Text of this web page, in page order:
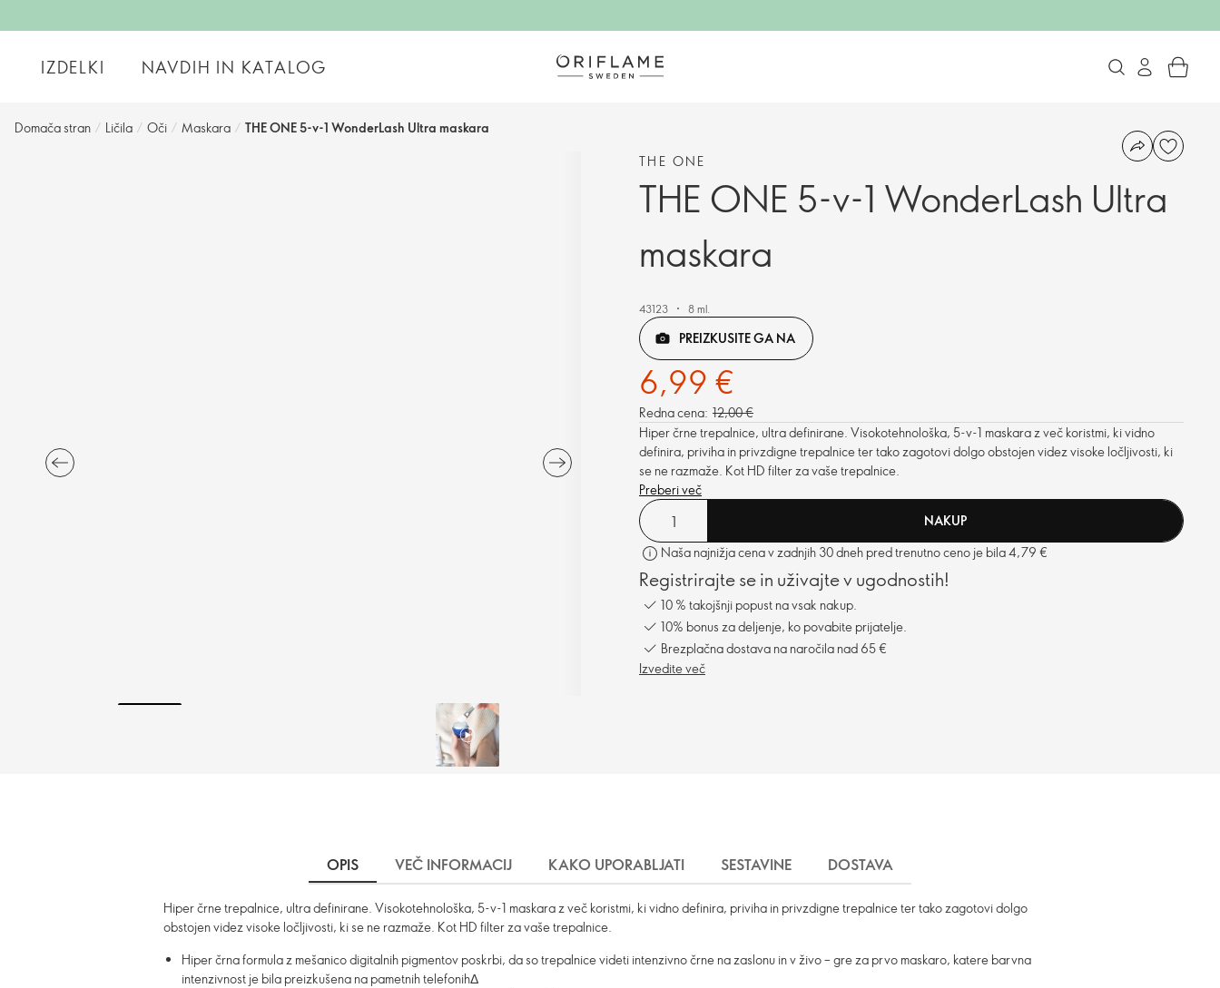
IZDELKI NAVDIH IN KATALOG
Domača stran / Ličila / Oči / Maskara / THE ONE 5-v-1 WonderLash Ultra maskara
THE ONE
THE ONE 5-v-1 WonderLash Ultra
maskara
43123 8 ml.
PREIZKUSITE GA NA
6,99 €
Redna cena: 12,00 €
Hiper črne trepalnice, ultra definirane. Visokotehnološka, 5-v-1 maskara z več koristmi, ki vidno
definira, priviha in privzdigne trepalnice ter tako zagotovi dolgo obstojen videz visoke ločljivosti, ki
se ne razmaže. Kot HD filter za vaše trepalnice.
Preberi več
NAKUP
Naša najnižja cena v zadnjih 30 dneh pred trenutno ceno je bila 4,79 €
Registrirajte se in uživajte v ugodnostih!
10 % takojšnji popust na vsak nakup.
10% bonus za deljenje, ko povabite prijatelje.
Brezplačna dostava na naročila nad 65 €
Izvedite več
OPIS VEČ INFORMACIJ KAKO UPORABLJATI SESTAVINE DOSTAVA
Hiper črne trepalnice, ultra definirane. Visokotehnološka, 5-v-1 maskara z več koristmi, ki vidno definira, priviha in privzdigne trepalnice ter tako zagotovi dolgo
obstojen videz visoke ločljivosti, ki se ne razmaže. Kot HD filter za vaše trepalnice.
Hiper črna formula z mešanico digitalnih pigmentov poskrbi, da so trepalnice videti intenzivno črne na zaslonu in v živo – gre za prvo maskaro, katere barvna
intenzivnost je bila preizkušena na pametnih telefonihΔ